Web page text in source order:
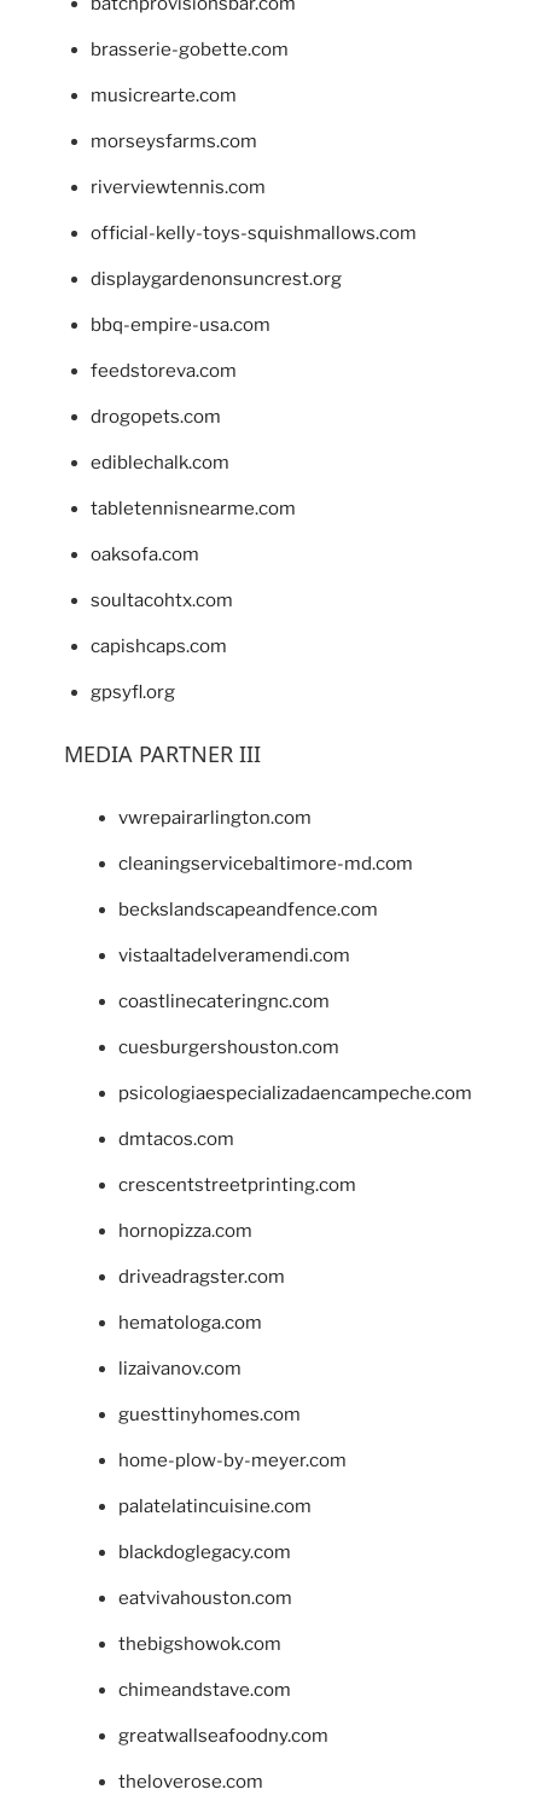
brasserie-gobette.com
musicrearte.com
morseysfarms.com
riverviewtennis.com
official-kelly-toys-squishmallows.com
displaygardenonsuncrest.org
bbq-empire-usa.com
feedstoreva.com
drogopets.com
ediblechalk.com
tabletennisnearme.com
oaksofa.com
soultacohtx.com
capishcaps.com
gpsyfl.org
MEDIA PARTNER III
vwrepairarlington.com
cleaningservicebaltimore-md.com
beckslandscapeandfence.com
vistaaltadelveramendi.com
coastlinecateringnc.com
cuesburgershouston.com
psicologiaespecializadaencampeche.com
dmtacos.com
crescentstreetprinting.com
hornopizza.com
driveadragster.com
hematologa.com
lizaivanov.com
guesttinyhomes.com
home-plow-by-meyer.com
palatelatincuisine.com
blackdoglegacy.com
eatvivahouston.com
thebigshowok.com
chimeandstave.com
greatwallseafoodny.com
theloverose.com